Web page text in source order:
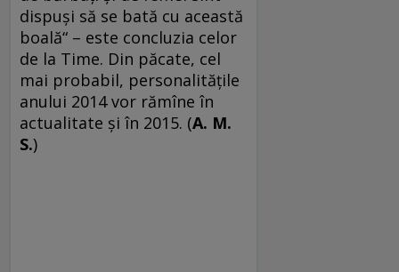
dispuşi să se bată cu această
boală“ – este concluzia celor
de la Time. Din păcate, cel
mai probabil, personalităţile
anului 2014 vor rămîne în
actualitate şi în 2015. (A. M.
S.)